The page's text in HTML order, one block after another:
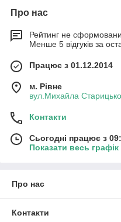
бажанням замовника.
Участь торгової марки "
виставках
Про нас
Рейтинг не
Менше 5 відгуків за
Працює з 01.12.2014
м. Рівне
вул.Михайла
Контакти
Сьогодні працює з
Показати весь
Про нас
Контакти